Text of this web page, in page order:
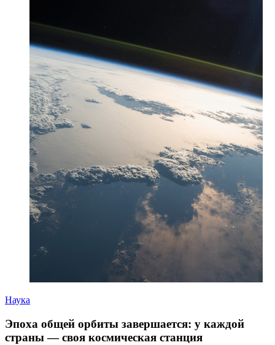
Наука
Эпоха общей орбиты завершается: у каждой
страны — своя космическая станция